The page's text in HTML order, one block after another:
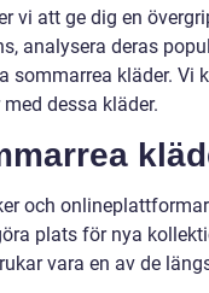
vi att ge dig en
analysera deras
sommarrea kläder. Vi
dessa kläder.
och
plats för nya
vara en av de